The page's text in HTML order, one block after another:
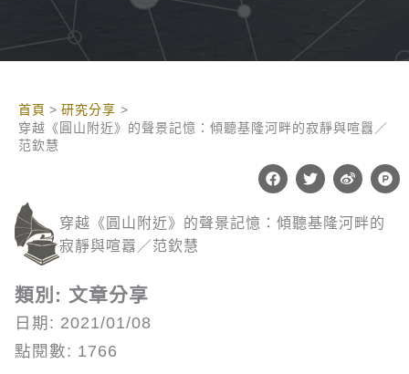
首頁
研究分享
穿越《圓山附近》的聲景記憶：傾聽基隆河畔的寂靜與喧囂／
范欽慧
F
a
e
b
T
w
t
t
W
e
b
o
P
r
穿越《圓山附近》的聲景記憶：傾聽基隆河畔的
寂靜與喧囂／范欽慧
類別: 文章分享
日期: 2021/01/08
點閱數: 1766